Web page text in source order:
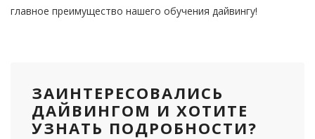
главное преимущество нашего обучения дайвингу!
ЗАИНТЕРЕСОВАЛИСЬ
ДАЙВИНГОМ И ХОТИТЕ
УЗНАТЬ ПОДРОБНОСТИ?